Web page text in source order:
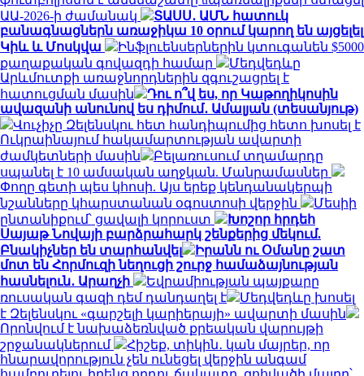
ԱԱ-2026-ի ժամանակ
ՏԱՍՍ․ ԱՄՆ հատուկ
բանագնացներն առաջիկա 10 օրում կարող են այցելել
Կիև և Մոսկվա
Ինֆլուենսերներին կտուգանեն $5000
քաղաքական գովազդի համար
Մեդվեդևը
Արևմուտքի առաջնորդներին զգուշացրել է
հատուցման մասին
Դու ո՞վ ես, որ Կաթողիկոսին
ավազանի անունով ես դիմում․ Ամալյան (տեսանյութ)
Վուչիչը Զելենսկու հետ հանդիպումից հետո խոսել է
Ուկրաինայում հակամարտության ավարտի
ժամկետների մասին
Բելառուսում տղամարդը
սպանել է 10 ամսական աղջկան. Մանրամասներ
Փողը գետի պես կհոսի. Այս երեք կենդանակերպի
նշանները կհարստանան օգոստոսի վերջին
Մեսիի
ընտանիքում՝ ցավալի կորուստ
Խոշոր հրդեհ
Սայաթ Նովայի բարձրահարկ շենքերից մեկում.
Բնակիչներ են տարհանվել
Իրանն ու Օմանը շատ
մոտ են Հորմուզի նեղուցի շուրջ համաձայնության
հասնելուն․ Արաղչի
Եվրամիության պայքարը
ռուսական գազի դեմ դանդաղել է
Մեդվեդևը խոսել
է Զելենսկու «գարշելի կարիերայի» ավարտի մասին
Որոնվում է նախաձեռնված քրեական վարույթի
շրջանակներում
Հիշեք, տիկին․ կան մայրեր, որ
հնարավորություն չեն ունեցել վերջին անգամ